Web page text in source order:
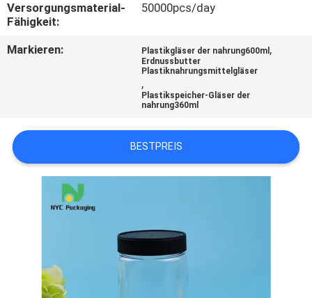
IN
VERBINDUNG
FÄLLE
SITEMAP
Versorgungsmaterial-
Fähigkeit:
50000pcs/day
Markieren: Plastikgläser der nahrung600ml ,
Erdnussbutter
Plastiknahrungsmittelgläser
,
Plastikspeicher-Gläser der
nahrung360ml
BESTPREIS